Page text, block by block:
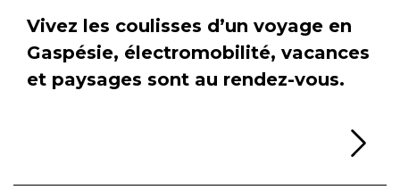
Vivez les coulisses d’un voyage en
Gaspésie, électromobilité, vacances
et paysages sont au rendez-vous.